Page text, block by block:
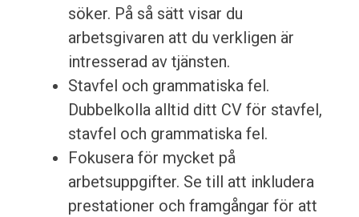
söker. På så sätt visar du
arbetsgivaren att du verkligen är
intresserad av tjänsten.
Stavfel och grammatiska fel.
Dubbelkolla alltid ditt CV för stavfel,
stavfel och grammatiska fel.
Fokusera för mycket på
arbetsuppgifter. Se till att inkludera
prestationer och framgångar för att